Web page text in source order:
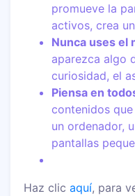
promueve la
activos, crea
Nunca uses el
aparezca algo
curiosidad, el
Piensa en
contenidos
un ordenador,
pantallas
Haz clicaquí, para